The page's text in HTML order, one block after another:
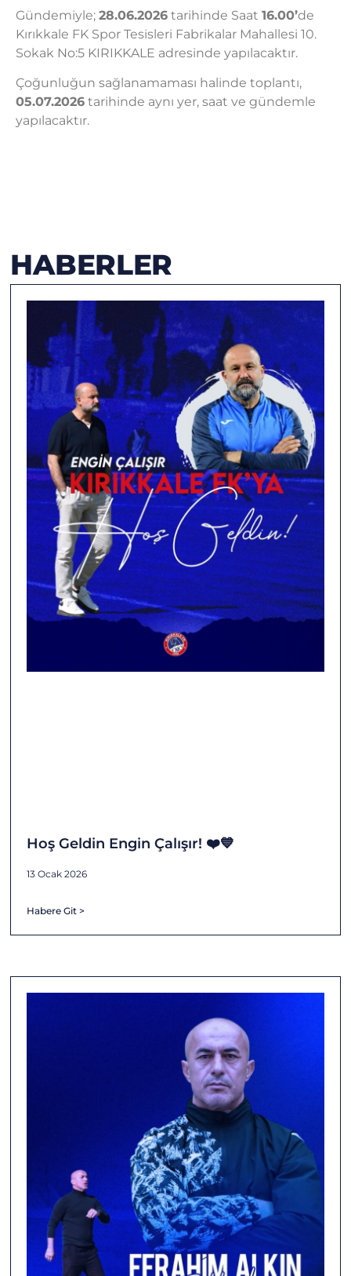
Gündemiyle; 28.06.2026 tarihinde Saat 16.00’de
Kırıkkale FK Spor Tesisleri Fabrikalar Mahallesi 10.
Sokak No:5 KIRIKKALE adresinde yapılacaktır.
Çoğunluğun sağlanamaması halinde toplantı,
05.07.2026 tarihinde aynı yer, saat ve gündemle
yapılacaktır.
HABERLER
Hoş Geldin Engin Çalışır! ❤️💙
13 Ocak 2026
Habere Git >